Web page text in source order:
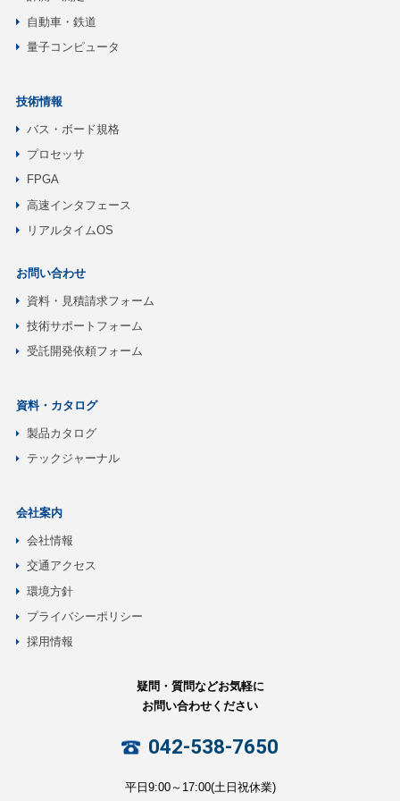
自動車・鉄道
量子コンピュータ
技術情報
バス・ボード規格
プロセッサ
FPGA
高速インタフェース
リアルタイムOS
お問い合わせ
資料・見積請求フォーム
技術サポートフォーム
受託開発依頼フォーム
資料・カタログ
製品カタログ
テックジャーナル
会社案内
会社情報
交通アクセス
環境方針
プライバシーポリシー
採用情報
疑問・質問などお気軽に
お問い合わせください
042-538-7650
平日9:00～17:00(土日祝休業)